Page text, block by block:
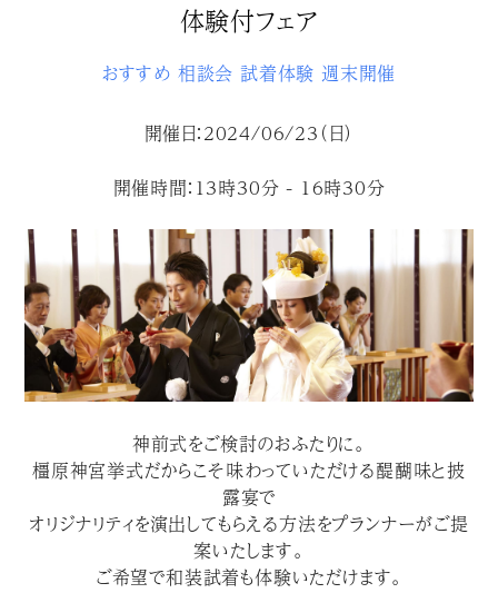
体験付フェア
おすすめ 相談会 試着体験 週末開催
開催日：2024/06/23（日）
開催時間：13時30分 - 16時30分
神前式をご検討のおふたりに。
橿原神宮挙式だからこそ味わっていただける醍醐味と披
露宴で
オリジナリティを演出してもらえる方法をプランナーがご提
案いたします。
ご希望で和装試着も体験いただけます。